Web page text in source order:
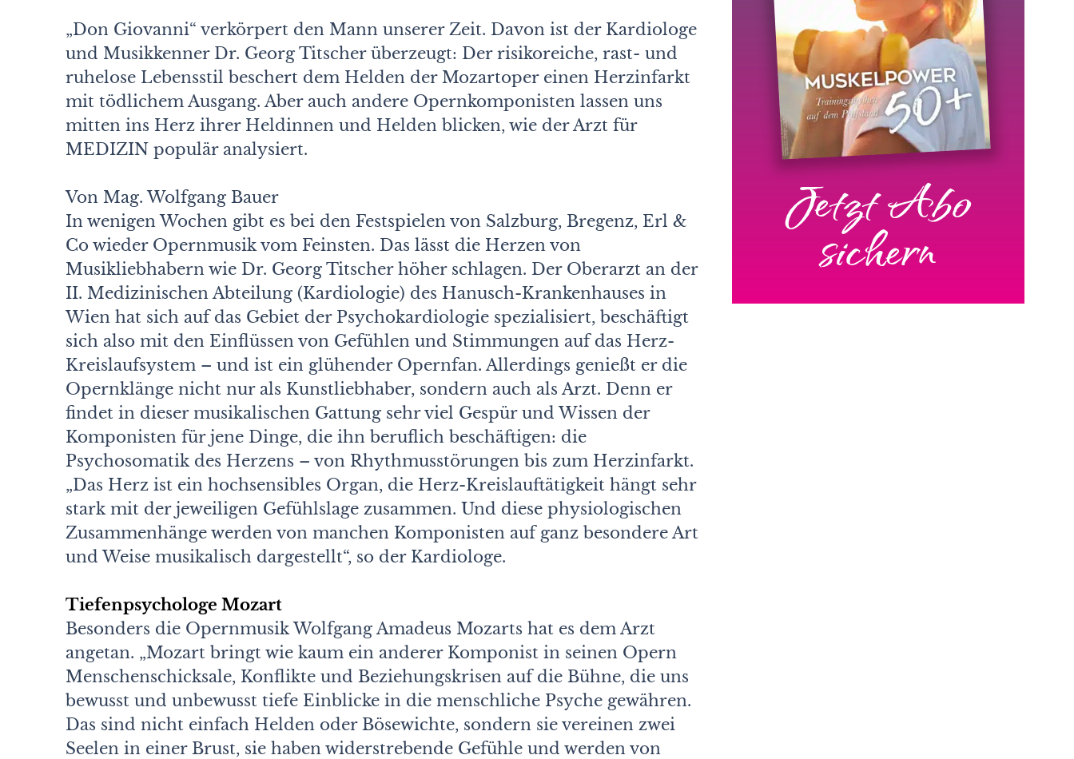
„Don Giovanni“ verkörpert den Mann unserer Zeit. Davon ist der Kardiologe
und Musikkenner Dr. Georg Titscher überzeugt: Der risikoreiche, rast- und
ruhelose Lebensstil beschert dem Helden der Mozartoper einen Herzinfarkt
mit tödlichem Ausgang. Aber auch andere Opernkomponisten lassen uns
mitten ins Herz ihrer Heldinnen und Helden blicken, wie der Arzt für
MEDIZIN populär analysiert.
Von Mag. Wolfgang Bauer
In wenigen Wochen gibt es bei den Festspielen von Salzburg, Bregenz, Erl &
Co wieder Opernmusik vom Feinsten. Das lässt die Herzen von
Musikliebhabern wie Dr. Georg Titscher höher schlagen. Der Oberarzt an der
II. Medizinischen Abteilung (Kardiologie) des Hanusch-Krankenhauses in
Wien hat sich auf das Gebiet der Psychokardiologie spezialisiert, beschäftigt
sich also mit den Einflüssen von Gefühlen und Stimmungen auf das Herz-
Kreislaufsystem – und ist ein glühender Opernfan. Allerdings genießt er die
Opernklänge nicht nur als Kunstliebhaber, sondern auch als Arzt. Denn er
findet in dieser musikalischen Gattung sehr viel Gespür und Wissen der
Komponisten für jene Dinge, die ihn beruflich beschäftigen: die
Psychosomatik des Herzens – von Rhythmusstörungen bis zum Herzinfarkt.
„Das Herz ist ein hochsensibles Organ, die Herz-Kreislauftätigkeit hängt sehr
stark mit der jeweiligen Gefühlslage zusammen. Und diese physiologischen
Zusammenhänge werden von manchen Komponisten auf ganz besondere Art
und Weise musikalisch dargestellt“, so der Kardiologe.
Tiefenpsychologe Mozart
Besonders die Opernmusik Wolfgang Amadeus Mozarts hat es dem Arzt
angetan. „Mozart bringt wie kaum ein anderer Komponist in seinen Opern
Menschenschicksale, Konflikte und Beziehungskrisen auf die Bühne, die uns
bewusst und unbewusst tiefe Einblicke in die menschliche Psyche gewähren.
Das sind nicht einfach Helden oder Bösewichte, sondern sie vereinen zwei
Seelen in einer Brust, sie haben widerstrebende Gefühle und werden von
Jetzt Abo
sichern